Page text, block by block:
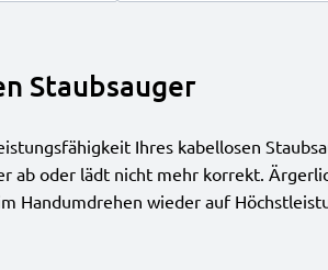
Staubsauger
Ihres kabellosen
ab oder lädt nicht mehr korrekt.
Handumdrehen wieder auf